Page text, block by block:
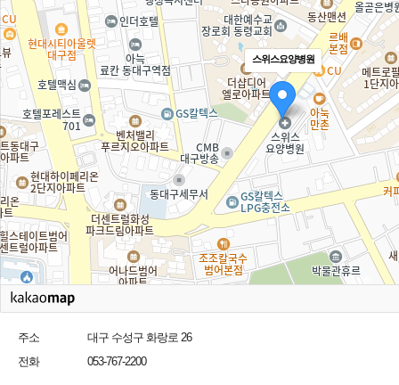
스위스요양병원
주소
대구 수성구 화랑로 26
전화
053-767-2200